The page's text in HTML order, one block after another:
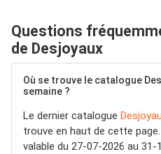
Questions
de Desjoyaux
Où se trouve le catalogue
semaine ?
Le dernier catalogue
trouve en haut de cette
valable du 27-07-2026 au 31-